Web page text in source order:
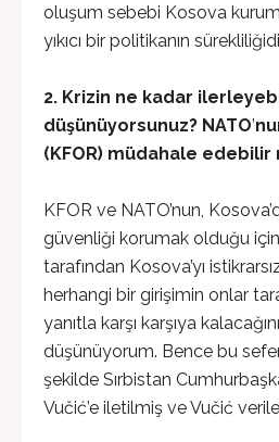
oluşum sebebi Kosova
yıkıcı bir politikanın
2. Krizin ne kadar
düşünüyorsunuz? NATO’
(KFOR) müdahale edebilir
KFOR ve NATO’nun,
güvenliği korumak olduğu
tarafından Kosova’yı
herhangi bir girişimin onlar
yanıtla karşı karşıya
düşünüyorum. Bence bu
şekilde Sırbistan
Vučić’e iletilmiş ve Vučić